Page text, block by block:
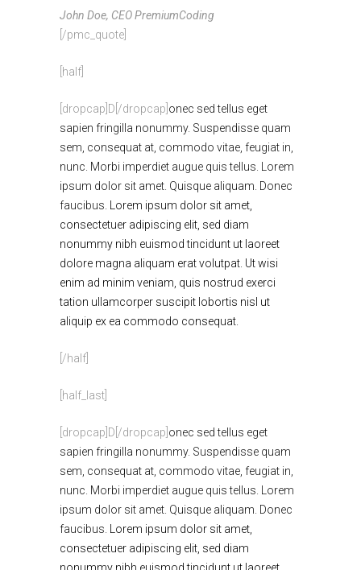
John Doe, CEO PremiumCoding
[/pmc_quote]
[half]
[dropcap]D[/dropcap] onec sed tellus eget
sapien fringilla nonummy. Suspendisse quam
sem, consequat at, commodo vitae, feugiat in,
nunc. Morbi imperdiet augue quis tellus. Lorem
ipsum dolor sit amet. Quisque aliquam. Donec
faucibus.
Lorem ipsum dolor sit amet,
consectetuer adipiscing elit, sed diam
nonummy nibh euismod tincidunt ut laoreet
dolore magna aliquam erat volutpat. Ut wisi
enim ad minim veniam, quis nostrud exerci
tation ullamcorper suscipit lobortis nisl ut
aliquip ex ea commodo consequat.
[/half]
[half_last]
[dropcap]D[/dropcap] onec sed tellus eget
sapien fringilla nonummy. Suspendisse quam
sem, consequat at, commodo vitae, feugiat in,
nunc. Morbi imperdiet augue quis tellus. Lorem
ipsum dolor sit amet. Quisque aliquam. Donec
faucibus.
Lorem ipsum dolor sit amet,
consectetuer adipiscing elit, sed diam
nonummy nibh euismod tincidunt ut laoreet